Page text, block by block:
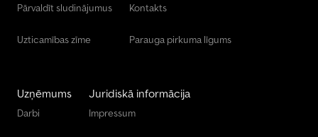
Pārvaldīt sludinājumus
Uzticamības zīme
Kontakts
Parauga pirkuma līgums
Uzņēmums
Darbi
Juridiskā informācija
Impressum